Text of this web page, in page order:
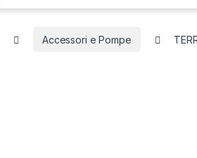
Accessori e Pompe